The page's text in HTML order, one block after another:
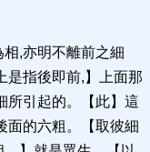
相,亦明不離前之細
是指後即前,】上面那
所引起的。【此】這
面的六粗。【取彼細